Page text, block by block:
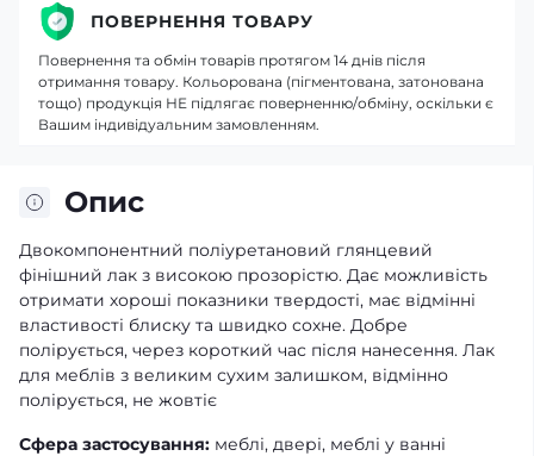
Опис
Двокомпонентний поліуретановий глянцевий
фінішний лак з високою прозорістю. Дає можливість
отримати хороші показники твердості, має відмінні
властивості блиску та швидко сохне. Добре
полірується, через короткий час після нанесення. Лак
для меблів з великим сухим залишком, відмінно
полірується, не жовтіє
Сфера застосування: меблі, двері, меблі у ванні
ПОВЕРНЕННЯ ТОВАРУ
Повернення та обмін товарів протягом 14 днів після
отримання товару. Кольорована (пігментована, затонована
тощо) продукція НЕ підлягає поверненню/обміну, оскільки є
Вашим індивідуальним замовленням.